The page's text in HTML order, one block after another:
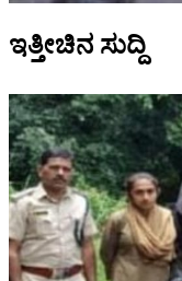
ಇತ್ತೀಚಿನ ಸುದ್ದಿ